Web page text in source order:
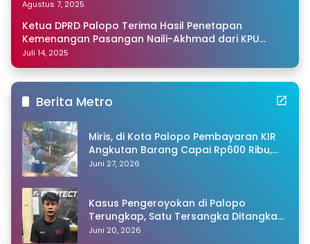
Agustus 7, 2025
Ketua DPRD Palopo Terima Hasil Penetapan
Kemenangan Pasangan Naili-Akhmad dari KPU
Sulsel
Juli 14, 2025
Berita Metro
Miris, di Kota Palopo Pembayaran KIR
Angkutan Barang Capai Rp600 Ribu,
Warganet Pertanyakan Dugaan Pungli
Juni 27, 2026
Kasus Pengeroyokan di Palopo
Terungkap, Satu Tersangka Ditangkap
Polisi
Juni 20, 2026